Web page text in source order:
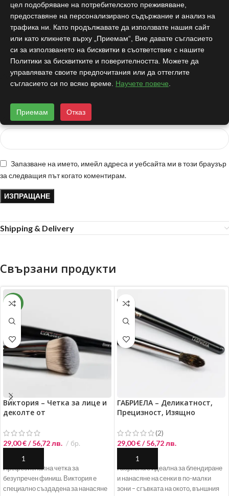
Име*
Имейл*
Запазване на името, имейл адреса и уебсайта ми в този браузър
за следващия път когато коментирам.
Shipping & Delivery
Свързани продукти
NEW
Виктория – Четка за лице и
деколте от
синтетичен косъм
29,00€/ 56,72 лв. бр.
ДОБАВЯНЕ В КОЛИЧКАТА
Професионална четка за
безупречен финиш. Виктория е
специално създадена за нанасяне
ГАБРИЕЛА – Деликатност,
Прецизност, Изящно
(2)
29,00€/ 56,72 лв.
ДОБАВЯНЕ В КОЛИЧКАТА
Габриела е идеална за блендиране
и нанасяне на сенки в по-малки
зони – сгъвката на окото, външния
цел подобряване на потребителското преживяване,
предоставяне на персонализирано съдържание и анализ на
трафика ни. Като продължавате да използвате нашия сайт
или като кликнете върху „Приемам“, Вие давате съгласието
си за използването на бисквитки в съответствие с нашите
Политики за бисквитките и поверителността. Можете да
управлявате своите предпочитания или да оттеглите
съгласието си по всяко време. Научете повече
Приемам Отказ
Разработен от:DRTSWebWorks